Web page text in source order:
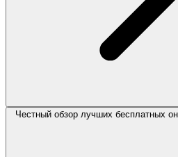
Честный обзор лучших бесплатных